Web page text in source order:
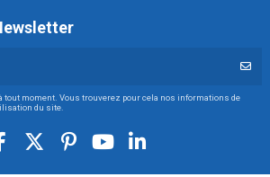
tout moment. Vous trouverez pour cela nos informations de
du site.